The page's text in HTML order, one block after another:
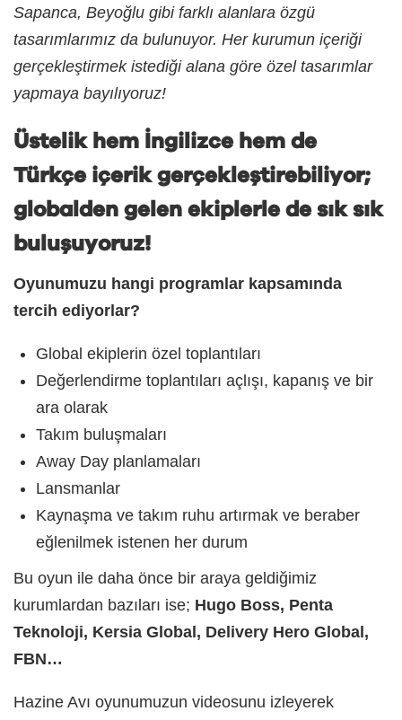
Sapanca, Beyoğlu gibi farklı alanlara özgü
tasarımlarımız da bulunuyor. Her kurumun içeriği
gerçekleştirmek istediği alana göre özel tasarımlar
yapmaya bayılıyoruz!
Üstelik hem İngilizce hem de
Türkçe içerik gerçekleştirebiliyor;
globalden gelen ekiplerle de sık sık
buluşuyoruz!
Oyunumuzu hangi programlar kapsamında
tercih ediyorlar?
Global ekiplerin özel toplantıları
Değerlendirme toplantıları açlışı, kapanış ve bir
ara olarak
Takım buluşmaları
Away Day planlamaları
Lansmanlar
Kaynaşma ve takım ruhu artırmak ve beraber
eğlenilmek istenen her durum
Bu oyun ile daha önce bir araya geldiğimiz
kurumlardan bazıları ise; Hugo Boss, Penta
Teknoloji, Kersia Global, Delivery Hero Global,
FBN…
Hazine Avı oyunumuzun videosunu izleyerek